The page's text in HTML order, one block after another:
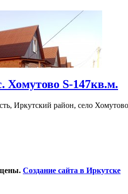
Хомутово S-147кв.м.
Иркутский район, село
Создание сайта в Иркутске